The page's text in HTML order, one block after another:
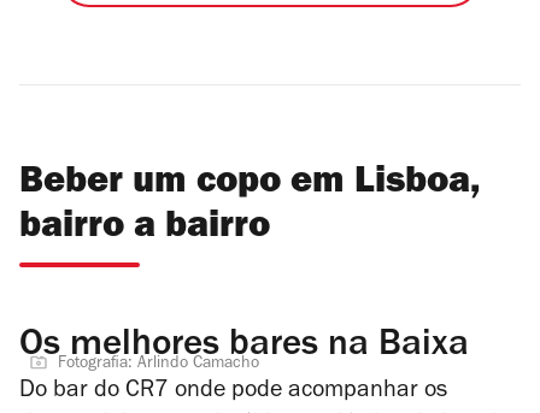
Beber um copo em Lisboa,
bairro a bairro
Os melhores bares na Baixa
Fotografia: Arlindo Camacho
Do bar do CR7 onde pode acompanhar os